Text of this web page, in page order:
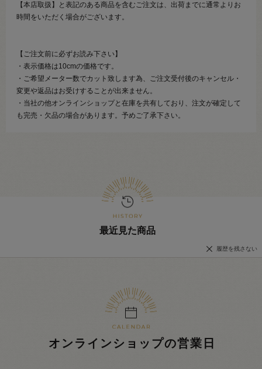
【本店取扱】と表記のある商品を含むご注文は、出荷までに通常よりお
時間をいただく場合がございます。
【ご注文前に必ずお読み下さい】
・表示価格は10cmの価格です。
・ご希望メーター数でカット致します為、ご注文受付後のキャンセル・
変更や返品はお受けすることが出来ません。
・当社の他オンラインショップと在庫を共有しており、注文が確定して
も完売・欠品の場合があります。予めご了承下さい。
最近見た商品
履歴を残さない
オンラインショップの営業日